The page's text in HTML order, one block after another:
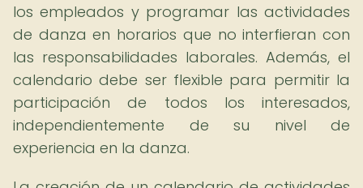
los empleados y programar las actividades
de danza en horarios que no interfieran con
las responsabilidades laborales. Además, el
calendario debe ser flexible para permitir la
participación de todos los interesados,
independientemente de su nivel de
experiencia en la danza.